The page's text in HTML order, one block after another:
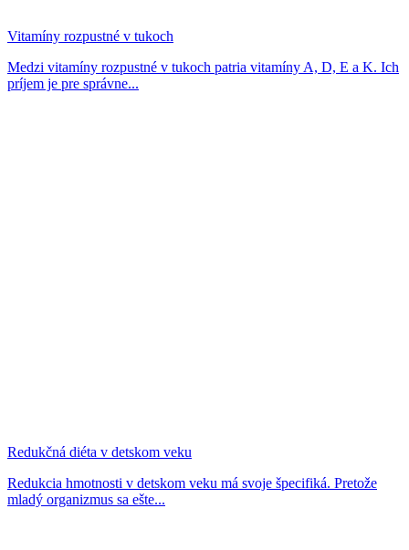
Vitamíny rozpustné v tukoch
Medzi vitamíny rozpustné v tukoch patria vitamíny A, D, E a K. Ich
príjem je pre správne...
Redukčná diéta v detskom veku
Redukcia hmotnosti v detskom veku má svoje špecifiká. Pretože
mladý organizmus sa ešte...